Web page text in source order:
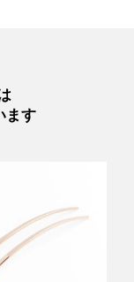
ます